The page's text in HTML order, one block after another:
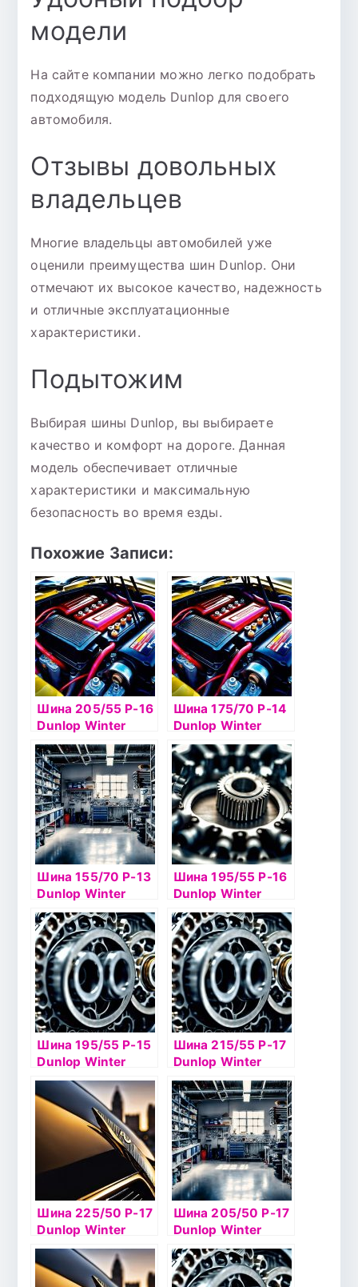
модели
На сайте компании можно легко подобрать
подходящую модель Dunlop для своего
автомобиля.
Отзывы довольных
владельцев
Многие владельцы автомобилей уже
оценили преимущества шин Dunlop. Они
отмечают их высокое качество, надежность
и отличные эксплуатационные
характеристики.
Подытожим
Выбирая шины Dunlop, вы выбираете
качество и комфорт на дороге. Данная
модель обеспечивает отличные
характеристики и максимальную
безопасность во время езды.
Похожие Записи:
Шина 205/55 Р-16
Dunlop Winter
Ice02 94T б/к шип
Шина 175/70 Р-14
Dunlop Winter
Ice02 84Tб/к шип
Шина 155/70 Р-13
Dunlop Winter
Ice02 75T б/к шип
Шина 195/55 Р-16
Dunlop Winter
Ice02 91T б/к шип
Шина 195/55 Р-15
Dunlop Winter
Ice02 89T б/к шип
Шина 215/55 Р-17
Dunlop Winter
Ice02 98Tб/к шип
Шина 225/50 Р-17
Dunlop Winter
Ice02 98T б/к шип
Шина 205/50 Р-17
Dunlop Winter
Ice02 93T б/к шип